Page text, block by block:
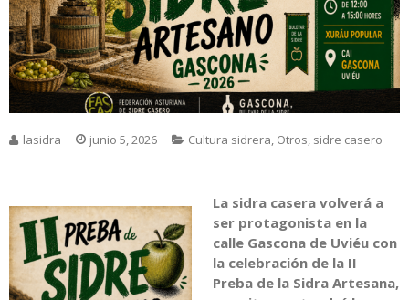
lasidra junio 5, 2026 Cultura sidrera, Otros, sidre casero
La sidra casera volverá a
ser protagonista en la
calle Gascona de Uviéu con
la celebración de la II
Preba de la Sidra Artesana,